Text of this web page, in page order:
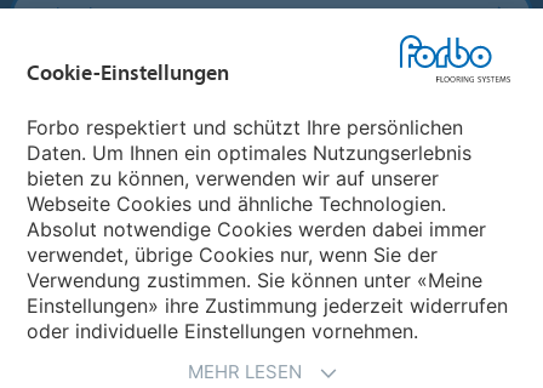
Forbo Flooring Systems
Forbo Movement Systems
Land auswählen
Land auswählen
Cookie-Einstellungen
Forbo respektiert und schützt Ihre persönlichen
Daten. Um Ihnen ein optimales Nutzungserlebnis
bieten zu können, verwenden wir auf unserer
Webseite Cookies und ähnliche Technologien.
Absolut notwendige Cookies werden dabei immer
verwendet, übrige Cookies nur, wenn Sie der
Verwendung zustimmen. Sie können unter «Meine
Einstellungen» ihre Zustimmung jederzeit widerrufen
oder individuelle Einstellungen vornehmen.
MEHR LESEN